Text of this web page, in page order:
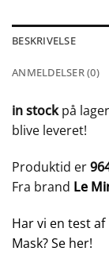
BESKRIVELSE
ANMELDELSER (0)
in stockpå
blive leveret!
Produktid er
Fra brand Le
Har vi en test
Mask? Se her!